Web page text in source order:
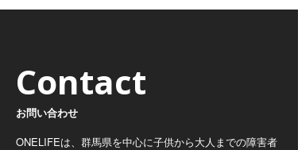
Contact
お問い合わせ
ONELIFEは、群馬県を中心に子供から大人までの障害者